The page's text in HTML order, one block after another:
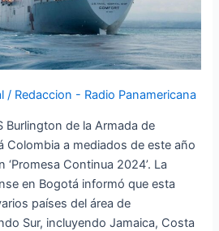
/ Redaccion - Radio Panamericana
Burlington de la Armada de
Colombia a mediados de este año
Continua 2024’. La
en Bogotá informó que esta
países del área de
Sur, incluyendo Jamaica, Costa